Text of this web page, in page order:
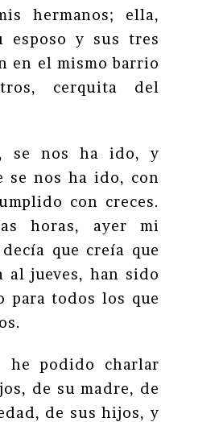
hermanos; ella,
esposo y sus tres
en el mismo barrio
cerquita del
se nos ha ido, y
se nos ha ido, con
con creces.
horas, ayer mi
que creía que
al jueves, han sido
para todos los que
he podido charlar
de su madre, de
de sus hijos, y